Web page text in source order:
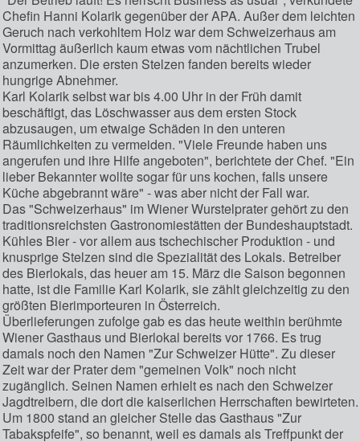
Chefin Hanni Kolarik gegenüber der APA. Außer dem leichten
Geruch nach verkohltem Holz war dem Schweizerhaus am
Vormittag äußerlich kaum etwas vom nächtlichen Trubel
anzumerken. Die ersten Stelzen fanden bereits wieder
hungrige Abnehmer.
Karl Kolarik selbst war bis 4.00 Uhr in der Früh damit
beschäftigt, das Löschwasser aus dem ersten Stock
abzusaugen, um etwaige Schäden in den unteren
Räumlichkeiten zu vermeiden. "Viele Freunde haben uns
angerufen und ihre Hilfe angeboten", berichtete der Chef. "Ein
lieber Bekannter wollte sogar für uns kochen, falls unsere
Küche abgebrannt wäre" - was aber nicht der Fall war.
Das "Schweizerhaus" im Wiener Wurstelprater gehört zu den
traditionsreichsten Gastronomiestätten der Bundeshauptstadt.
Kühles Bier - vor allem aus tschechischer Produktion - und
knusprige Stelzen sind die Spezialität des Lokals. Betreiber
des Bierlokals, das heuer am 15. März die Saison begonnen
hatte, ist die Familie Karl Kolarik, sie zählt gleichzeitig zu den
größten Bierimporteuren in Österreich.
Überlieferungen zufolge gab es das heute weithin berühmte
Wiener Gasthaus und Bierlokal bereits vor 1766. Es trug
damals noch den Namen "Zur Schweizer Hütte". Zu dieser
Zeit war der Prater dem "gemeinen Volk" noch nicht
zugänglich. Seinen Namen erhielt es nach den Schweizer
Jagdtreibern, die dort die kaiserlichen Herrschaften bewirteten.
Um 1800 stand an gleicher Stelle das Gasthaus "Zur
Tabakspfeife", so benannt, weil es damals als Treffpunkt der